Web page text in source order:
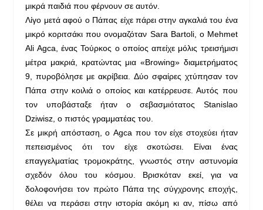
μικρά παιδιά που φέρνουν σε αυτόν.
Λίγο μετά αφού ο Πάπας είχε πάρει στην αγκαλιά του ένα
μικρό κοριτσάκι που ονομαζόταν Sara Bartoli, ο Mehmet
Ali Agca, ένας Τούρκος ο οποίος απείχε μόλις τρεισήμισι
μέτρα μακριά, κρατώντας μια «Browing» διαμετρήματος
9, πυροβόλησε με ακρίβεια. Δύο σφαίρες χτύπησαν τον
Πάπα στην κοιλιά ο οποίος και κατέρρευσε. Αυτός που
τον υποβάσταξε ήταν ο σεβασμιότατος Stanislao
Dziwisz, ο πιστός γραμματέας του.
Σε μικρή απόσταση, ο Agca που τον είχε στοχεύει ήταν
πεπεισμένος ότι τον είχε σκοτώσει. Είναι ένας
επαγγελματίας τρομοκράτης, γνωστός στην αστυνομία
σχεδόν όλου του κόσμου. Βρισκόταν εκεί, για να
δολοφονήσει τον πρώτο Πάπα της σύγχρονης εποχής,
θέλει να περάσει στην ιστορία ακόμη κι αν, πίσω από